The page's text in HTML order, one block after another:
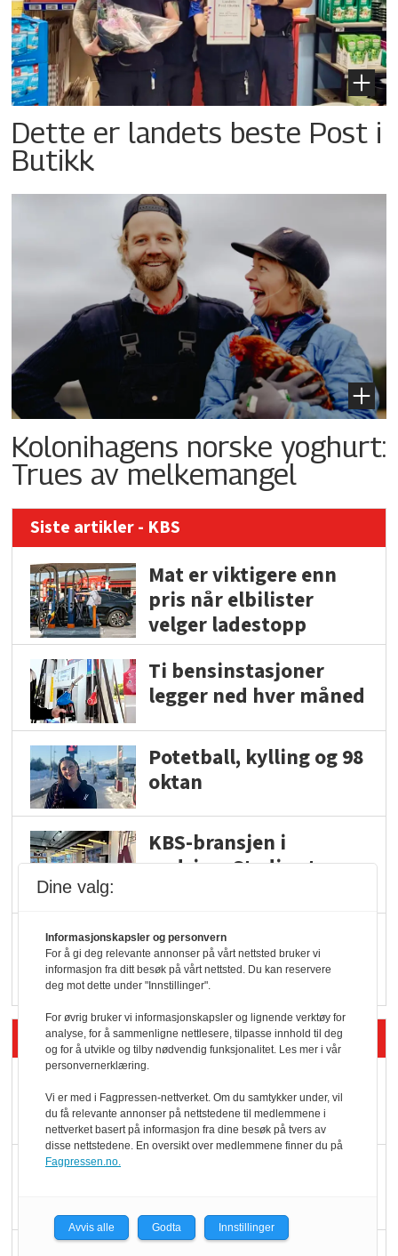
Dette er landets beste Post i
Butikk
Kolonihagens norske yoghurt:
Trues av melkemangel
Siste artikler - KBS
Mat er viktigere enn
pris når elbilister
velger ladestopp
Ti bensinstasjoner
legger ned hver måned
Potetball, kylling og 98
oktan
KBS-bransjen i
endring: Stadig større
Vokser med ferdigmat
i dagligvare
Siste artikler - Butikk i praksis
dundrer videre
Dine valg:
Informasjonskapsler og personvern
For å gi deg relevante annonser på vårt nettsted bruker vi
informasjon fra ditt besøk på vårt nettsted. Du kan reservere
deg mot dette under "Innstillinger".
For øvrig bruker vi informasjonskapsler og lignende verktøy for
analyse, for å sammenligne nettlesere, tilpasse innhold til deg
og for å utvikle og tilby nødvendig funksjonalitet. Les mer i vår
personvernerklæring.
Vi er med i Fagpressen-nettverket. Om du samtykker under, vil
du få relevante annonser på nettstedene til medlemmene i
nettverket basert på informasjon fra dine besøk på tvers av
disse nettstedene. En oversikt over medlemmene finner du på
Fagpressen.no.
Avvis alle Godta Innstillinger